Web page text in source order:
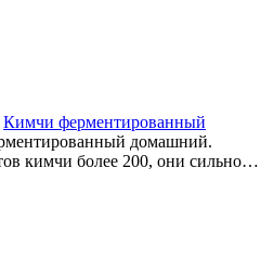
Кимчи ферментированный
домашний.
кимчи более 200, они сильно…